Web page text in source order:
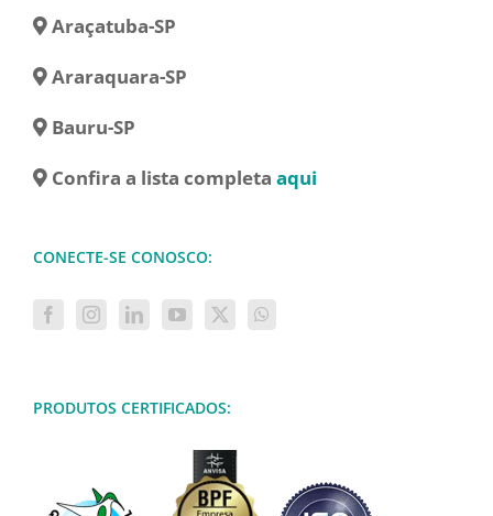
Araçatuba-SP
Araraquara-SP
Bauru-SP
Confira a lista completa aqui
CONECTE-SE CONOSCO:
PRODUTOS CERTIFICADOS: